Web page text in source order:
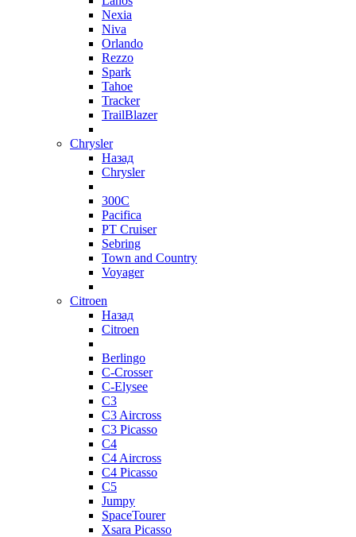
Nexia
Niva
Orlando
Rezzo
Spark
Tahoe
Tracker
TrailBlazer
Chrysler
Назад
Chrysler
300C
Pacifica
PT Cruiser
Sebring
Town and Country
Voyager
Citroen
Назад
Citroen
Berlingo
C-Crosser
C-Elysee
C3
C3 Aircross
C3 Picasso
C4
C4 Aircross
C4 Picasso
C5
Jumpy
SpaceTourer
Xsara Picasso